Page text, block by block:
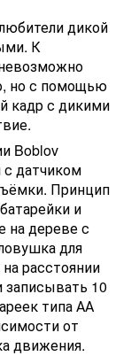
дикой
К
но с помощью
кадр с дикими
Boblov
с датчиком
Принцип
и
на дереве с
для
расстоянии
записывать 10
типа АА
от
движения.